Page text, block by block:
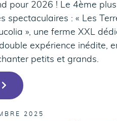
pour 2026 ! Le 4ème
spectaculaires : « Les
», une ferme XXL
expérience inédite,
petits et grands.
2025